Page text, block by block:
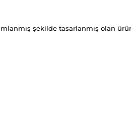
şekilde tasarlanmış olan